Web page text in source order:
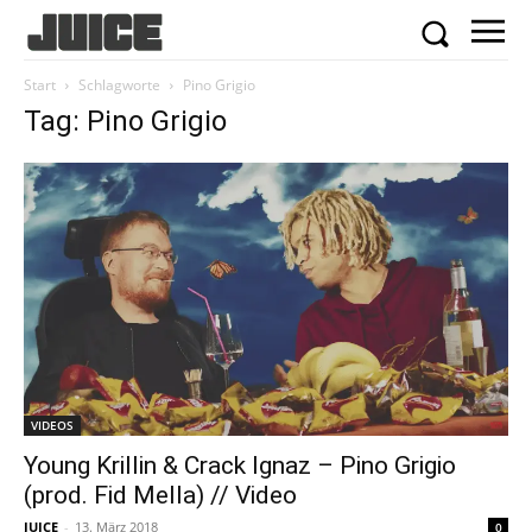
Start Schlagworte Pino Grigio
Tag: Pino Grigio
VIDEOS
Young Krillin & Crack Ignaz – Pino Grigio
(prod. Fid Mella) // Video
JUICE - 13. März 2018 0